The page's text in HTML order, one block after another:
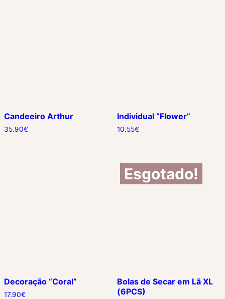
Candeeiro Arthur
35.90€
Individual “Flower”
10.55€
Decoração “Coral”
17.90€
Esgotado!
Bolas de Secar em Lã XL
(6PCS)